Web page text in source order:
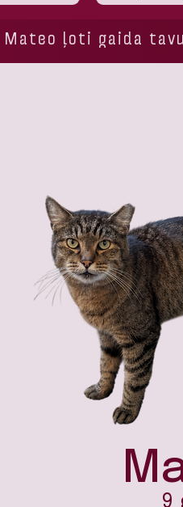
Mateo ļoti gaida
9